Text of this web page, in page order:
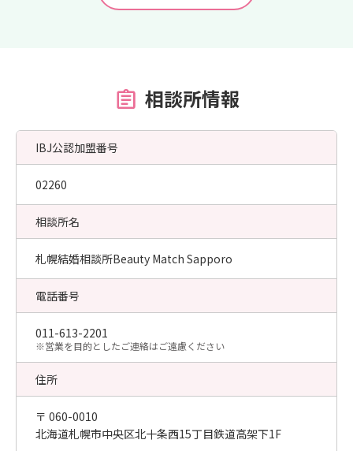
相談所情報
IBJ公認加盟番号
02260
相談所名
札幌結婚相談所Beauty Match Sapporo
電話番号
011-613-2201
​※営業を目的としたご連絡はご遠慮ください
住所
〒 060-0010
北海道札幌市中央区北十条西15丁目鉄道高架下1F